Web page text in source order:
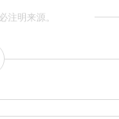
注明来源。